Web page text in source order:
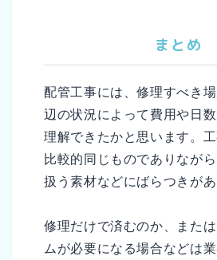
まとめ
配管工事には、修理すべき
辺の状況によって費用や日
理解できたかと思います。
比較的同じものでありなが
扱う素材などにばらつきがあ
修理だけで済むのか、また
ムが必要になる場合などは